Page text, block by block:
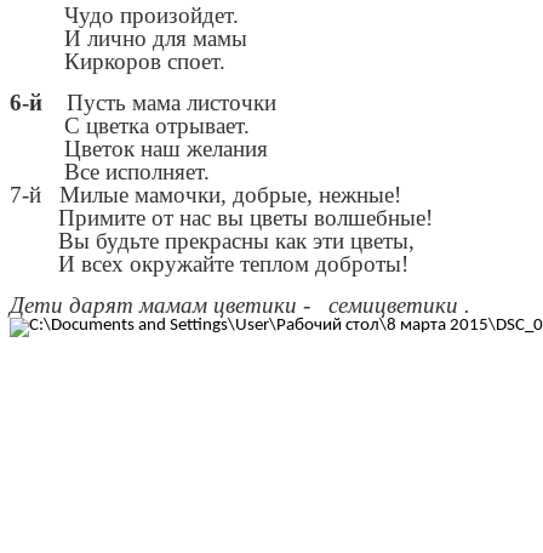
Чудо произойдет.
И лично для мамы
Киркоров споет.
6-й Пусть мама листочки
С цветка отрывает.
Цветок наш желания
Все исполняет.
7-й Милые мамочки, добрые, нежные!
Примите от нас вы цветы волшебные!
Вы будьте прекрасны как эти цветы,
И всех окружайте теплом доброты!
Дети дарят мамам цветики - семицветики .